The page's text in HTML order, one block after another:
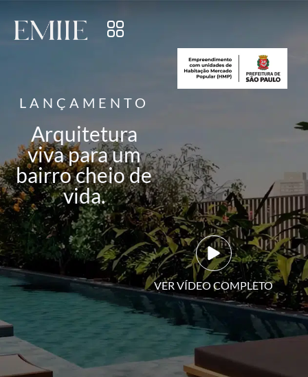
LANÇAMENTO
Arquitetura
viva para um
bairro cheio de
vida.
VER VÍDEO COMPLETO